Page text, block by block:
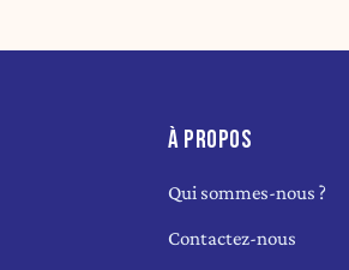
À PROPOS
Qui sommes-nous ?
Contactez-nous